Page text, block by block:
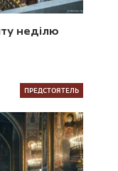
неділю
ПРЕДСТОЯТЕЛЬ